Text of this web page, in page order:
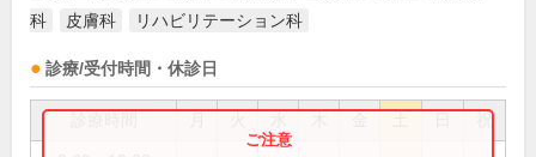
科
皮膚科 リハビリテーション科
診療/受付時間・休診日
祝